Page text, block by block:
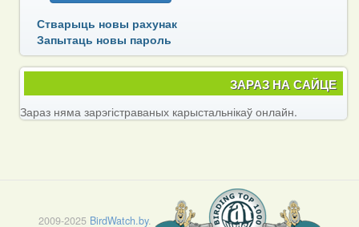
Стварыць новы рахунак
Запытаць новы пароль
ЗАРАЗ НА САЙЦЕ
Зараз няма зарэгістраваных карыстальнікаў онлайн.
2009-2025 BirdWatch.by.